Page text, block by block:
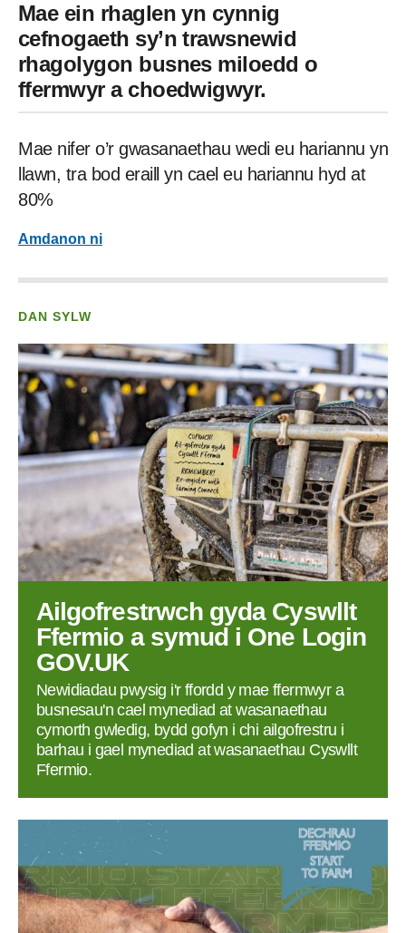
Mae ein rhaglen yn cynnig
cefnogaeth sy’n trawsnewid
rhagolygon busnes miloedd o
ffermwyr a choedwigwyr.
Mae nifer o’r gwasanaethau wedi eu hariannu yn
llawn, tra bod eraill yn cael eu hariannu hyd at
80%
Amdanon ni
DAN SYLW
Ailgofrestrwch gyda Cyswllt
Ffermio a symud i One Login
GOV.UK
Newidiadau pwysig i'r ffordd y mae ffermwyr a
busnesau'n cael mynediad at wasanaethau
cymorth gwledig, bydd gofyn i chi ailgofrestru i
barhau i gael mynediad at wasanaethau Cyswllt
Ffermio.